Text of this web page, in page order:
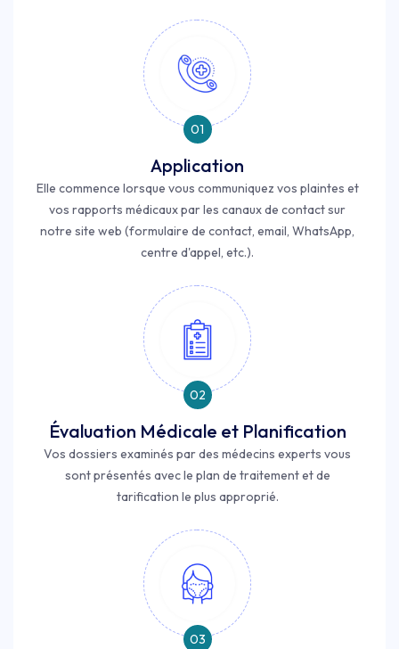
01
Application
Elle commence lorsque vous communiquez vos plaintes et
vos rapports médicaux par les canaux de contact sur
notre site web (formulaire de contact, email, WhatsApp,
centre d'appel, etc.).
02
Évaluation Médicale et Planification
Vos dossiers examinés par des médecins experts vous
sont présentés avec le plan de traitement et de
tarification le plus approprié.
03